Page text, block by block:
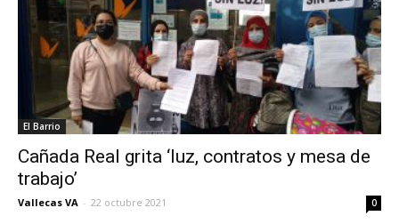
El Barrio
Cañada Real grita ‘luz, contratos y mesa de
trabajo’
Vallecas VA - 22 octubre 2021 0